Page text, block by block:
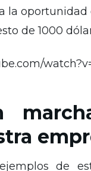
la
de 1000
de